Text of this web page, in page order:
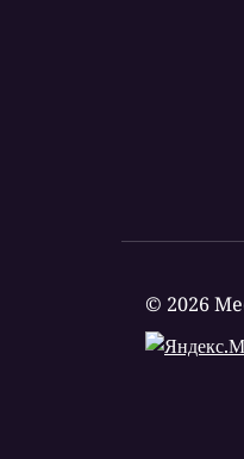
© 2026